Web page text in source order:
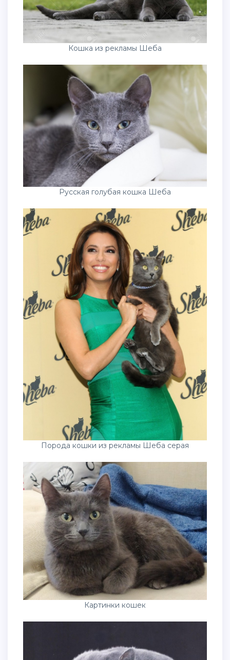
Кошка из рекламы Шеба
Русская голубая кошка Шеба
Порода кошки из рекламы Шеба серая
Картинки кошек